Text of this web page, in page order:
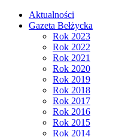
Aktualności
Gazeta Bełżycka
Rok 2023
Rok 2022
Rok 2021
Rok 2020
Rok 2019
Rok 2018
Rok 2017
Rok 2016
Rok 2015
Rok 2014